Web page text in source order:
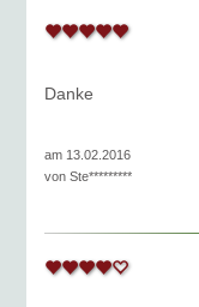
Danke
am 13.02.2016
vonSte*********